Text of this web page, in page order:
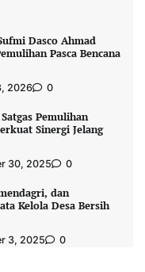
Dasco Ahmad
Pasca Bencana
2026 0
Pemulihan
Sinergi Jelang
30, 2025 0
dan
Kelola Desa Bersih
3, 2025 0